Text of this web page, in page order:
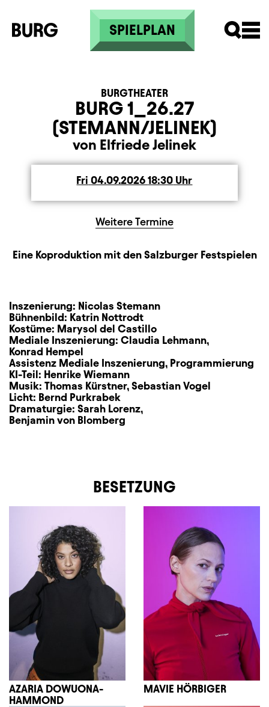
Skip to main content
SPIELPLAN
BURG 1_26.27
(STEMANN/JELINEK)
BURGTHEATER
von Elfriede Jelinek
Fri Friday
04.09.202618:30 Uhr
Weitere Termine
BeschreibungInformation
Produktionspartner
Eine Koproduktion mit den Salzburger Festspielen
Inszenierung: Nicolas Stemann
Bühnenbild: Katrin Nottrodt
Kostüme: Marysol del Castillo
Mediale Inszenierung: Claudia Lehmann,
Konrad Hempel
Assistenz Mediale Inszenierung, Programmierung
KI-Teil: Henrike Wiemann
Musik: Thomas Kürstner, Sebastian Vogel
Licht: Bernd Purkrabek
Dramaturgie: Sarah Lorenz,
Benjamin von Blomberg
BESETZUNG
AZARIA DOWUONA-
HAMMOND
MAVIE HÖRBIGER